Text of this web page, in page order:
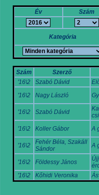
Év Szám
Kategória
Szám
Szerző
'16\2
Szabó Dávid
'16\2
Nagy László
'16\2 Szabó Dávid
'16\2
Koller Gábor A
'16\2
Fehér Béla, Szakáll
Sándor
A
'16\2 Földessy János
'16\2
Kőhidi Veronika